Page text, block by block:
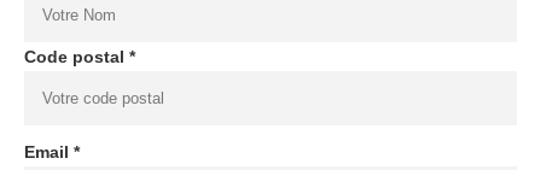
Code postal *
Email *